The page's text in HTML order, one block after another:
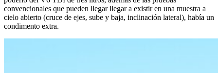
convencionales que pueden llegar llegar a existir en una muestra a
cielo abierto (cruce de ejes, sube y baja, inclinación lateral), había un
condimento extra.